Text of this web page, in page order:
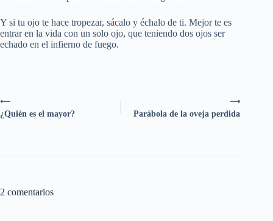
Y si tu ojo te hace tropezar, sácalo y échalo de ti. Mejor te es
entrar en la vida con un solo ojo, que teniendo dos ojos ser
echado en el infierno de fuego.
⟶
Parábola de la oveja perdida
⟵
¿Quién es el mayor?
2 comentarios